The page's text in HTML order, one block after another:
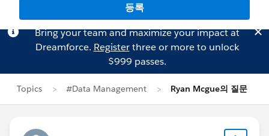
등록
Bring your team and maximize your impact at
Dreamforce. Registerthree or more to unlock
$999 passes.
Topics #Data Management Ryan Mcgue의 질문